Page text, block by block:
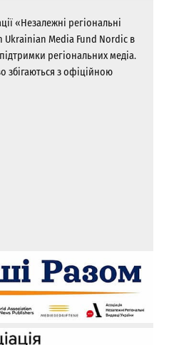
«Незалежні регіональні
Ukrainian Media Fund Nordic в
регіональних медіа.
збігаються з офіційною